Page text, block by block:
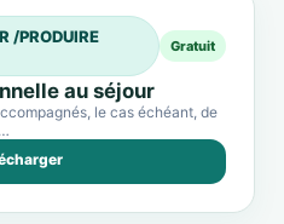
/PRODUIRE
Gratuit
au séjour
le cas échéant, de